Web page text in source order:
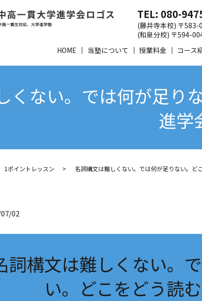
HOME 当塾について 授業料金 コース
TEL: 080-
(藤井寺本校) 〒
(和泉分校) 〒594-
くない。では何が足り
進学
1ポイントレッスン 名詞構文は難しくない。では何が足りない。ど
02
詞構文は難しくない。
い。どこをどう読